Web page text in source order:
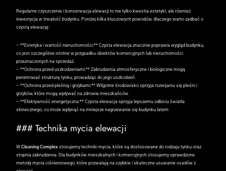
Regularne czyszczenie i konserwacja elewacji to nie tylko kwestia estetyki, ale również
inwestycja w trwałość budynku. Poniżej kilka kluczowych powodów, dlaczego warto zadbać o
czystą elewację:
– **Estetyka i wartość nieruchomości:** Czysta elewacja znacznie poprawia wygląd budynku,
co jest szczególnie istotne w przypadku obiektów komercyjnych lub nieruchomości
przeznaczonych na sprzedaż.
– **Ochrona przed uszkodzeniami:** Zabrudzenia atmosferyczne i biologiczne mogą
penetrować strukturę tynku, prowadząc do jego uszkodzeń.
– **Ochrona przed pleśnią i grzybami:** Wilgotne środowisko sprzyja rozwijaniu się pleśni i
grzybów, które mogą wpływać na zdrowie mieszkańców.
– **Efektywność energetyczna:** Czysta elewacja sprzyja lepszemu odbiciu światła
słonecznego, co może wpłynąć na mniejsze nagrzewanie się budynku latem
### Technika mycia elewacji
WCleaning Complexstosujemy techniki mycia, które są dostosowane do rodzaju tynku oraz
stopnia zabrudzenia. Dla budynków mieszkalnych i komercyjnych stosujemy sprawdzone
metody mycia ciśnieniowego, które pozwalają na szybkie i skuteczne usuwanie osadów z